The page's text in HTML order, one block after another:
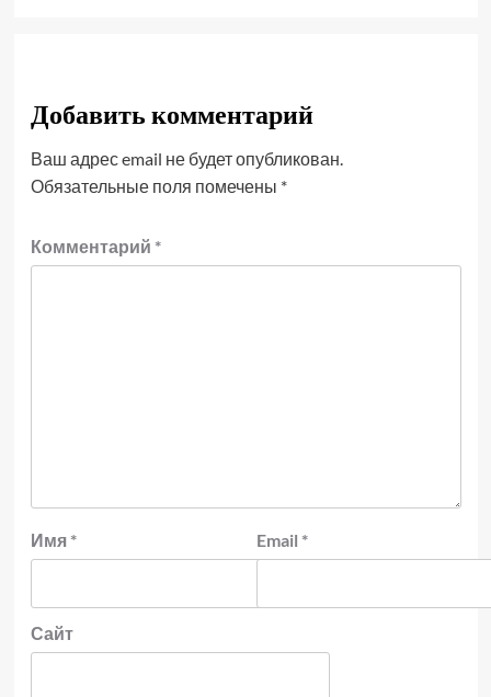
Добавить комментарий
Ваш адрес email не будет опубликован.
Обязательные поля помечены *
Комментарий *
Имя * Email *
Сайт